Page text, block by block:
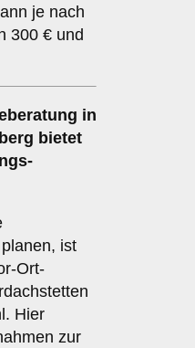
je nach
300 € und
in
bietet
ist
Ort-
Hier
zur